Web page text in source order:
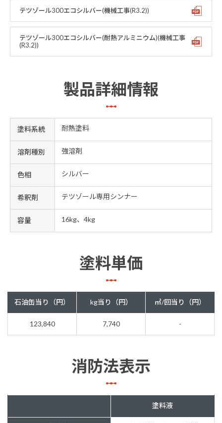
テツゾール300エコシルバー(機械工事(R3.2))
テツゾール300エコシルバー(耐熱アルミニウム)(機械工事
(R3.2))
製品詳細情報
塗料系統 耐熱塗料
溶剤種別 強溶剤
色相 シルバー
希釈剤 テツゾール専用シンナー
容量 16kg、4kg
塗料単価
石油缶当り（円） kg当り（円） ㎡/回当り（円）
123,840 7,740 -
消防法表示
塗料液